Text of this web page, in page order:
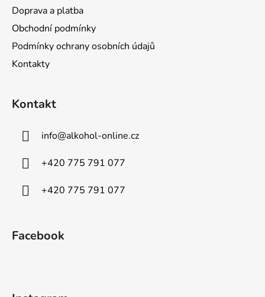
Doprava a platba
Obchodní podmínky
Podmínky ochrany osobních údajů
Kontakty
Kontakt
info@alkohol-online.cz
+420 775 791 077
+420 775 791 077
Facebook